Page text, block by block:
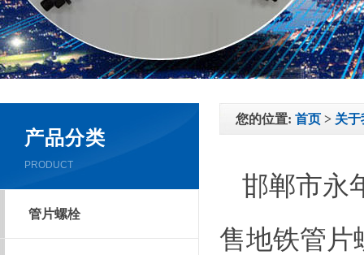
产品分类
PRODUCT
管片螺栓
您的位置: 首页 > 关于
邯郸市永
售地铁管片